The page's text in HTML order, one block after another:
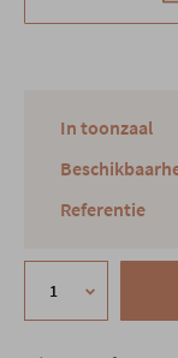
In toonzaal
Referentie